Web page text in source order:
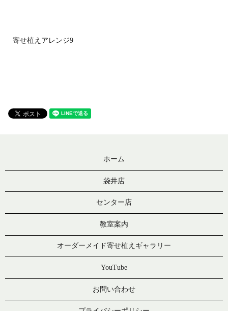
寄せ植えアレンジ9
ホーム
袋井店
センター店
教室案内
オーダーメイド寄せ植えギャラリー
YouTube
お問い合わせ